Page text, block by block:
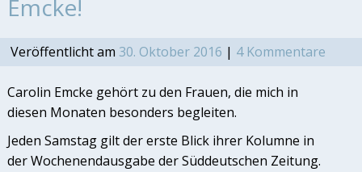
Emcke!
Veröffentlicht am 30. Oktober 2016 | 4 Kommentare
Carolin Emcke gehört zu den Frauen, die mich in
diesen Monaten besonders begleiten.
Jeden Samstag gilt der erste Blick ihrer Kolumne in
der Wochenendausgabe der Süddeutschen Zeitung.